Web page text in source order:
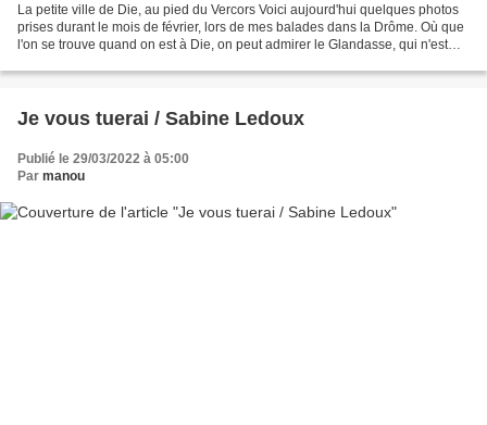
La petite ville de Die, au pied du Vercors Voici aujourd'hui quelques photos
prises durant le mois de février, lors de mes balades dans la Drôme. Où que
l'on se trouve quand on est à Die, on peut admirer le Glandasse, qui n'est
Je vous tuerai / Sabine Ledoux
Publié le 29/03/2022 à 05:00
Par manou